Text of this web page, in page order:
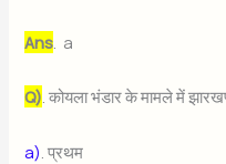
Ans. a
Q). कोयला भंडार के मामले में
a) . प्रथम